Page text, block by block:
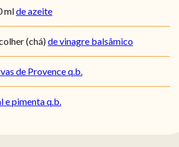
mlde azeite
(chá)de vinagre balsâmico
de Provence q.b.
e pimenta q.b.